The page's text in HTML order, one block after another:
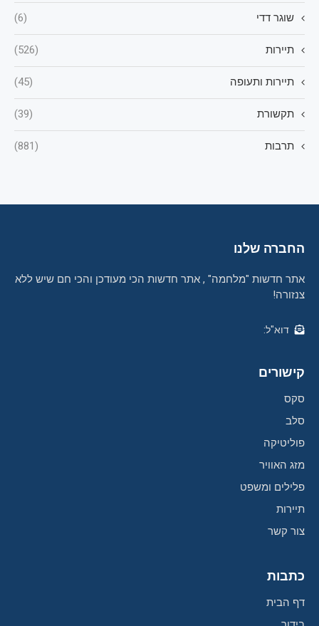
שוגר דדי (6)
תיירות (526)
תיירות ותעופה (45)
תקשורת (39)
תרבות (881)
החברה שלנו
אתר חדשות "מלחמה" , אתר חדשות הכי מעודכן והכי חם שיש ללא
צנזורה!
דוא"ל:
קישורים
סקס
סלב
פוליטיקה
מזג האוויר
פלילים ומשפט
תיירות
צור קשר
כתבות
דף הבית